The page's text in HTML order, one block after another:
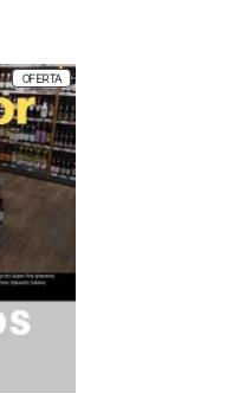
OFERTAPRODUTO
EM
PROMOÇÃO